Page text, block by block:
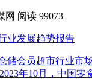
网 阅读 99073
业发展趋势报告
储会员超市行业市
年10月，中国